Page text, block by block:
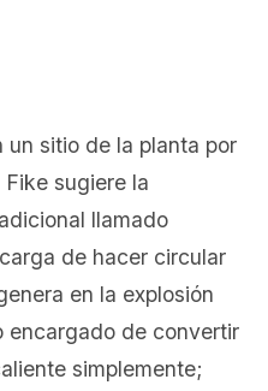
un sitio de la planta por
sugiere la
llamado
de hacer circular
en la explosión
encargado de convertir
simplemente;